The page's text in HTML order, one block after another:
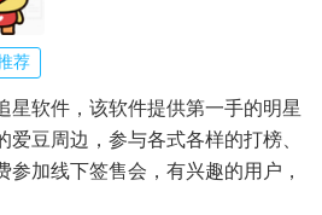
荐
星软件，该软件提供第一手的明星
爱豆周边，参与各式各样的打榜、
参加线下签售会，有兴趣的用户，